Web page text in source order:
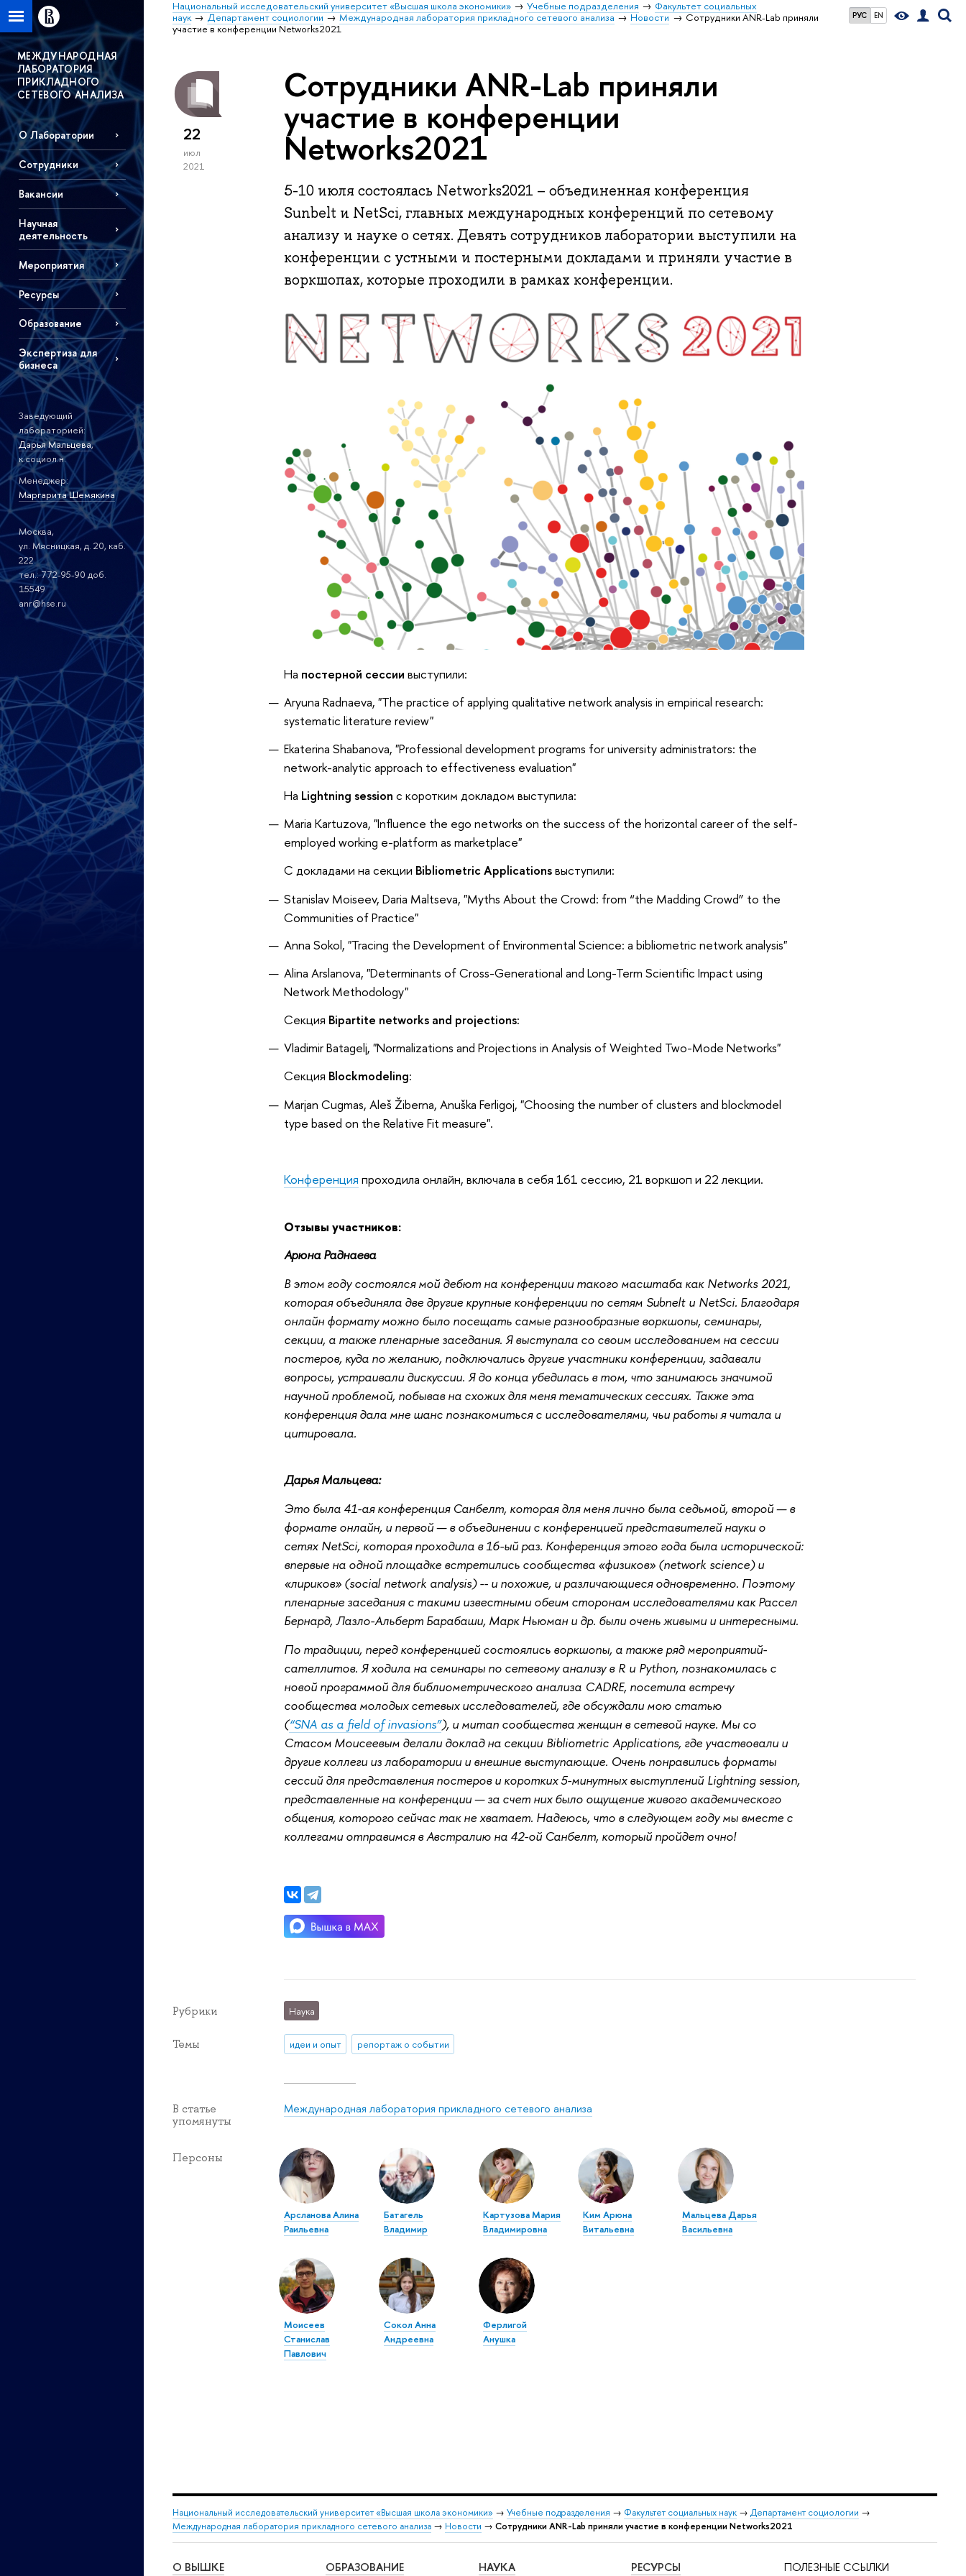
РУС EN
Национальный исследовательский университет «Высшая школа экономики» Учебные подразделения
Факультет социальных
наук
Департамент социологии Международная лаборатория прикладного сетевого анализа Новости
Сотрудники ANR-Lab приняли
участие в конференции Networks2021
МЕЖДУНАРОДНАЯ
ЛАБОРАТОРИЯ
ПРИКЛАДНОГО
СЕТЕВОГО АНАЛИЗА
О Лаборатории
Сотрудники
Вакансии
Научная
деятельность
Мероприятия
Ресурсы
Образование
Экспертиза для
бизнеса
Заведующий
лабораторией:
Дарья Мальцева,
к.социол.н.
Менеджер:
Маргарита Шемякина
Москва,
ул. Мясницкая, д. 20, каб.
222
тел.: 772-95-90 доб.
15549
anr@hse.ru
22
июл
2021
Сотрудники ANR-Lab приняли
участие в конференции
Networks2021
5-10 июля состоялась Networks2021 – объединенная конференция
Sunbelt и NetSci, главных международных конференций по сетевому
анализу и науке о сетях. Девять сотрудников лаборатории выступили на
конференции с устными и постерными докладами и приняли участие в
воркшопах, которые проходили в рамках конференции.
На постерной сессии выступили:
Aryuna Radnaeva, "The practice of applying qualitative network analysis in empirical research:
systematic literature review"
Ekaterina Shabanova, "Professional development programs for university administrators: the
network-analytic approach to effectiveness evaluation"
На Lightning session с коротким докладом выступила:
Maria Kartuzova, "Influence the ego networks on the success of the horizontal career of the self-
employed working e-platform as marketplace"
С докладами на секции Bibliometric Applicationsвыступили:
Stanislav Moiseev, Daria Maltseva, "Myths About the Crowd: from “the Madding Crowd” to the
Communities of Practice"
Anna Sokol, "Tracing the Development of Environmental Science: a bibliometric network analysis"
Alina Arslanova, "Determinants of Cross-Generational and Long-Term Scientific Impact using
Network Methodology"
Секция Bipartite networks and projections:
Vladimir Batagelj, "Normalizations and Projections in Analysis of Weighted Two-Mode Networks"
Секция Blockmodeling:
Marjan Cugmas, Aleš Žiberna, Anuška Ferligoj, "Choosing the number of clusters and blockmodel
type based on the Relative Fit measure".
Конференция проходила онлайн, включала в себя 161 сессию, 21 воркшоп и 22 лекции.
Отзывы участников:
Арюна Раднаева
В этом году состоялся мой дебют на конференции такого масштаба как Networks 2021,
которая объединяла две другие крупные конференции по сетям Subnelt и NetSci. Благодаря
онлайн формату можно было посещать самые разнообразные воркшопы, семинары,
секции, а также пленарные заседания. Я выступала со своим исследованием на сессии
постеров, куда по желанию, подключались другие участники конференции, задавали
вопросы, устраивали дискуссии. Я до конца убедилась в том, что занимаюсь значимой
научной проблемой, побывав на схожих для меня тематических сессиях. Также эта
конференция дала мне шанс познакомиться с исследователями, чьи работы я читала и
цитировала.
Дарья Мальцева:
Это была 41-ая конференция Санбелт, которая для меня лично была седьмой, второй — в
формате онлайн, и первой — в объединении с конференцией представителей науки о
сетях NetSci, которая проходила в 16-ый раз. Конференция этого года была исторической:
впервые на одной площадке встретились сообщества «физиков» (network science) и
«лириков» (social network analysis) -- и похожие, и различающиеся одновременно. Поэтому
пленарные заседания с такими известными обеим сторонам исследователями как Рассел
Бернард, Лазло-Альберт Барабаши, Марк Ньюман и др. были очень живыми и интересными.
По традиции, перед конференцией состоялись воркшопы, а также ряд мероприятий-
сателлитов. Я ходила на семинары по сетевому анализу в R и Python, познакомилась с
новой программой для библиометрического анализа CADRE, посетила встречу
сообщества молодых сетевых исследователей, где обсуждали мою статью
(“SNA as a field of invasions”), и митап сообщества женщин в сетевой науке. Мы со
Стасом Моисеевым делали доклад на секции Bibliometric Applications, где участвовали и
другие коллеги из лаборатории и внешние выступающие. Очень понравились форматы
сессий для представления постеров и коротких 5-минутных выступлений Lightning session,
представленные на конференции — за счет них было ощущение живого академического
общения, которого сейчас так не хватает. Надеюсь, что в следующем году мы вместе с
коллегами отправимся в Австралию на 42-ой Санбелт, который пройдет очно!
Рубрики Наука
Темы идеи и опыт репортаж о событии
В статье
упомянуты
Международная лаборатория прикладного сетевого анализа
Персоны
Арсланова Алина
Раильевна
Батагель
Владимир
Картузова Мария
Владимировна
Ким Арюна
Витальевна
Мальцева Дарья
Васильевна
Моисеев
Станислав
Павлович
Сокол Анна
Андреевна
Ферлигой
Анушка
Национальный исследовательский университет «Высшая школа экономики» → Учебные подразделения → Факультет социальных наук → Департамент социологии →
Международная лаборатория прикладного сетевого анализа → Новости → Сотрудники ANR-Lab приняли участие в конференции Networks2021
О ВЫШКЕ ОБРАЗОВАНИЕ НАУКА РЕСУРСЫ ПОЛЕЗНЫЕ ССЫЛКИ